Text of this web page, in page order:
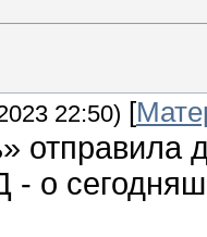
22:50) [
отправила
- о